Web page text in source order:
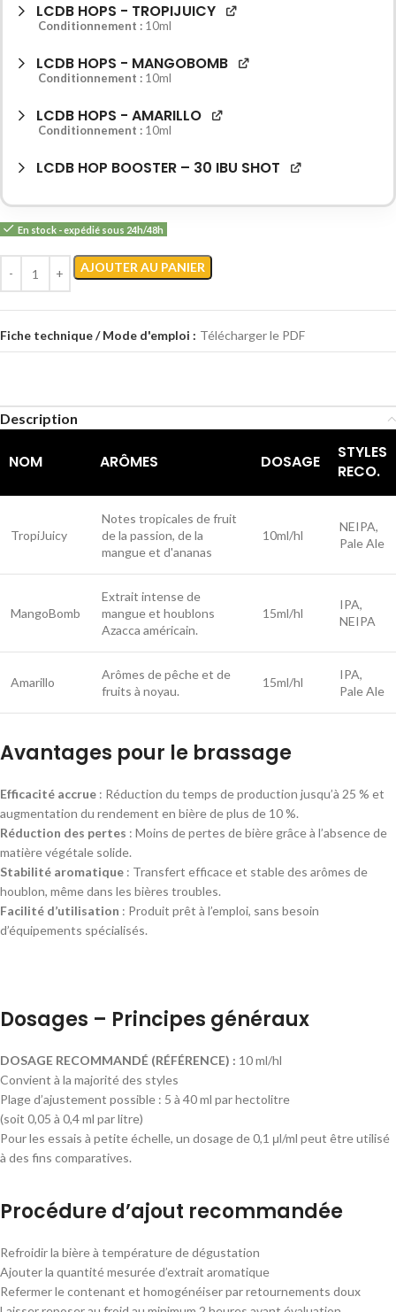
LCDB HOPS - TROPIJUICY
Conditionnement : 10ml
LCDB HOPS - MANGOBOMB
Conditionnement : 10ml
LCDB HOPS - AMARILLO
Conditionnement : 10ml
LCDB HOP BOOSTER – 30 IBU SHOT
En stock - expédié sous 24h/48h
AJOUTER AU PANIER
Fiche technique / Mode d'emploi : Télécharger le PDF
Description
NOM ARÔMES DOSAGE
STYLES
RECO.
TropiJuicy
Notes tropicales de fruit
de la passion, de la
mangue et d'ananas
10ml/hl
NEIPA,
Pale Ale
MangoBomb
Extrait intense de
mangue et houblons
Azacca américain.
15ml/hl
IPA,
NEIPA
Amarillo
Arômes de pêche et de
fruits à noyau.
15ml/hl
IPA,
Pale Ale
Avantages pour le brassage
Efficacité accrue : Réduction du temps de production jusqu’à 25 % et
augmentation du rendement en bière de plus de 10 %.
Réduction des pertes : Moins de pertes de bière grâce à l’absence de
matière végétale solide.
Stabilité aromatique : Transfert efficace et stable des arômes de
houblon, même dans les bières troubles.
Facilité d’utilisation : Produit prêt à l’emploi, sans besoin
d’équipements spécialisés.
Dosages – Principes généraux
DOSAGE RECOMMANDÉ (RÉFÉRENCE) : 10 ml/hl
Convient à la majorité des styles
Plage d’ajustement possible : 5 à 40 ml par hectolitre
(soit 0,05 à 0,4 ml par litre)
Pour les essais à petite échelle, un dosage de 0,1 μl/ml peut être utilisé
à des fins comparatives.
Procédure d’ajout recommandée
Refroidir la bière à température de dégustation
Ajouter la quantité mesurée d’extrait aromatique
Refermer le contenant et homogénéiser par retournements doux